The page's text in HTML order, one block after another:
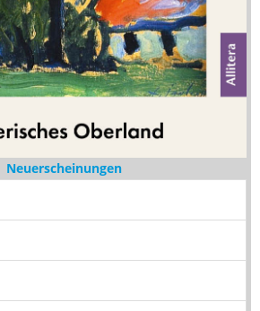
Neuerscheinungen